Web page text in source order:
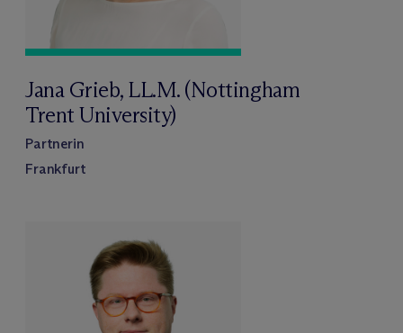
Jana Grieb, LL.M. (Nottingham
Trent University)
Partnerin
Frankfurt